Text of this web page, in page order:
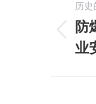
章
历史
历
史
防
业